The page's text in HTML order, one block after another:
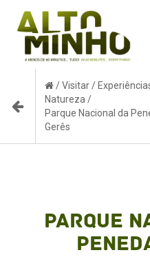
/Visitar/
Natureza /
Parque Nacional da
Gerês
Parque